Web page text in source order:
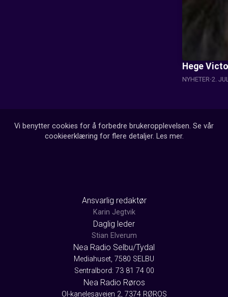
Hege
NYHETER 2.
Vi benytter cookies for å forbedre brukeropplevelsen. Se vår
cookieerklæring for flere detaljer. Les mer.
Ansvarlig redaktør
Karin Jegtvik
Daglig leder
Stian Elverum
Nea Radio Selbu/Tydal
Mediahuset, 7580 SELBU
Sentralbord: 73 81 74 00
Nea Radio Røros
Ol-kanelesaveien 2, 7374 RØROS